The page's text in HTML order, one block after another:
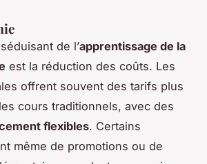
de l’apprentissage de la
est la réduction des coûts. Les
offrent souvent des tarifs plus
cours traditionnels, avec des
flexibles . Certains
même de promotions ou de